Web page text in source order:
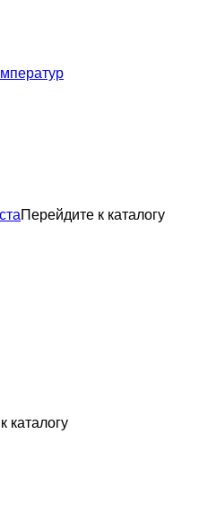
Перейдите к каталогу
каталогу